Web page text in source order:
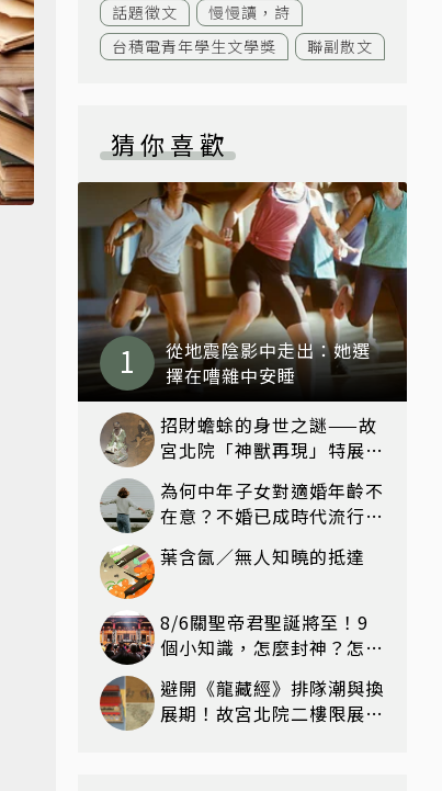
話題徵文
慢慢讀，詩
台積電青年學生文學獎
聯副散文
猜你喜歡
從地震陰影中走出：她選
擇在嘈雜中安睡
招財蟾蜍的身世之謎——故
宮北院「神獸再現」特展看
為何中年子女對適婚年齡不
在意？不婚已成時代流行和
葉含氤／無人知曉的抵達
8/6關聖帝君聖誕將至！9
個小知識，怎麼封神？怎麼
避開《龍藏經》排隊潮與換
展期！故宮北院二樓限展國